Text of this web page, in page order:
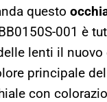
questo
001 è
lenti il nuovo
principale
con